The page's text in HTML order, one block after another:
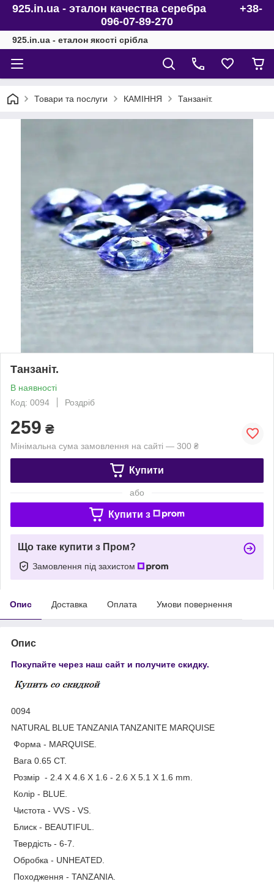
925.in.ua - эталон качества серебра +38-
096-07-89-270
925.in.ua - еталон якості срібла
Товари та послуги КАМІННЯ Танзаніт.
Танзаніт.
В наявності
Код: 0094
Роздріб
259 ₴
Мінімальна сума замовлення на сайті — 300 ₴
Купити
або
Купити з
Що таке купити з Пром?
Замовлення під захистом
Опис Доставка Оплата Умови повернення
Опис
Покупайте через наш сайт и получите скидку.
0094
NATURAL BLUE TANZANIA TANZANITE MARQUISE
Форма - MARQUISE.
Вага 0.65 СТ.
Розмір - 2.4 X 4.6 X 1.6 - 2.6 X 5.1 X 1.6 mm.
Колір - BLUE.
Чистота - VVS - VS.
Блиск - BEAUTIFUL.
Твердість - 6-7.
Обробка - UNHEATED.
Походження - TANZANIA.